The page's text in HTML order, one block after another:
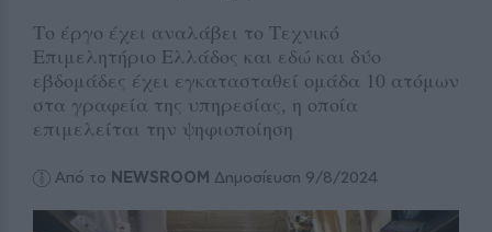
Το έργο έχει αναλάβει το Τεχνικό
Επιμελητήριο Ελλάδος και εδώ και δύο
εβδομάδες έχει εγκατασταθεί ομάδα 10 ατόμων
στα γραφεία της υπηρεσίας, η οποία
επιμελείται την ψηφιοποίηση
Από το NEWSROOM Δημοσίευση 9/8/2024